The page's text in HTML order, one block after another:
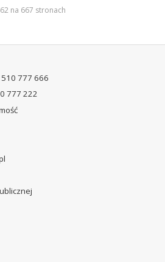
na 667 stronach
777 666
777 222